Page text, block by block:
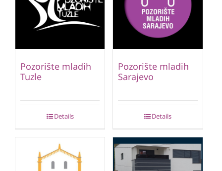
Pozorište mladih
Tuzle
Details
Pozorište mladih
Sarajevo
Details